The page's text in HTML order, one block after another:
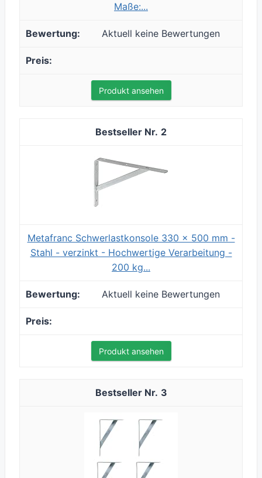
Maße:...
Aktuell keine Bewertungen
Produkt ansehen
2
Metafranc Schwerlastkonsole 330 x 500 mm -
Stahl - verzinkt - Hochwertige Verarbeitung -
200 kg...
Aktuell keine Bewertungen
Produkt ansehen
3